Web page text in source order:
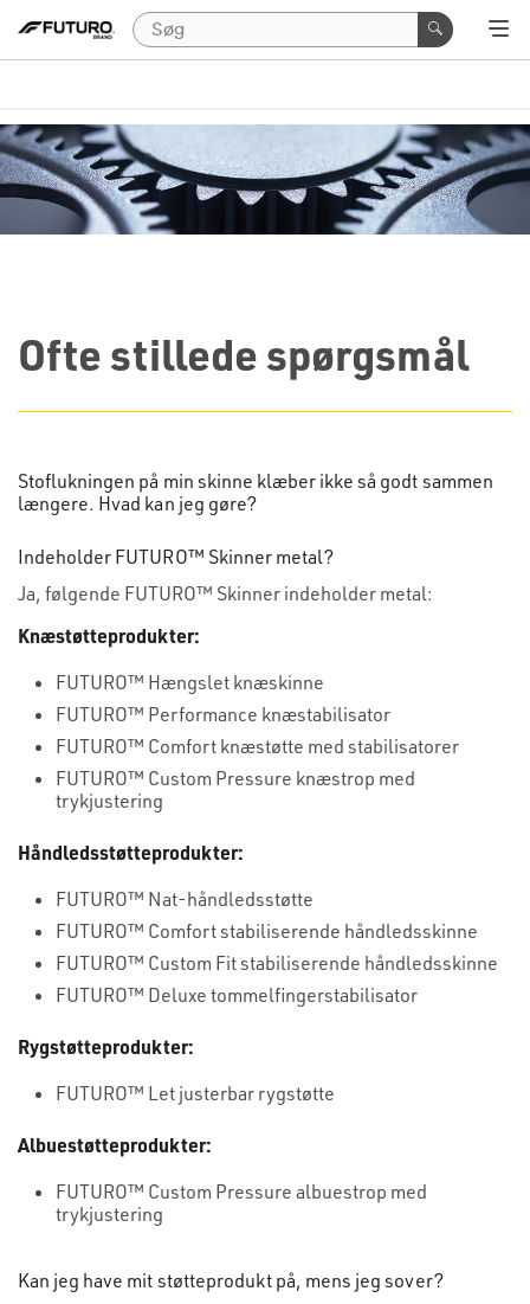
Ofte stillede spørgsmål
Stoflukningen på min skinne klæber ikke så godt sammen
længere. Hvad kan jeg gøre?
Indeholder FUTURO™ Skinner metal?
Ja, følgende FUTURO™ Skinner indeholder metal:
Knæstøtteprodukter:
FUTURO™ Hængslet knæskinne
FUTURO™ Performance knæstabilisator
FUTURO™ Comfort knæstøtte med stabilisatorer
FUTURO™ Custom Pressure knæstrop med
trykjustering
Håndledsstøtteprodukter:
FUTURO™ Nat-håndledsstøtte
FUTURO™ Comfort stabiliserende håndledsskinne
FUTURO™ Custom Fit stabiliserende håndledsskinne
FUTURO™ Deluxe tommelfingerstabilisator
Rygstøtteprodukter:
FUTURO™ Let justerbar rygstøtte
Albuestøtteprodukter:
FUTURO™ Custom Pressure albuestrop med
trykjustering
Kan jeg have mit støtteprodukt på, mens jeg sover?